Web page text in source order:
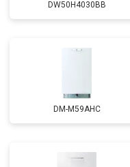
Замена заливного шланга с
системой Аквастоп
DW50H4030BB
DM-M59AHC